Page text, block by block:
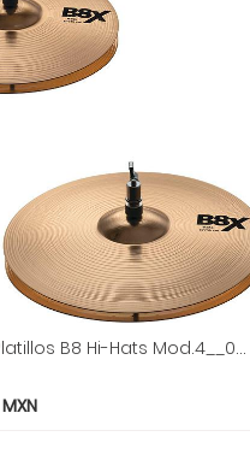
Sabian - Platillos B8 Hi-Hats Mod.4__02X
MXN